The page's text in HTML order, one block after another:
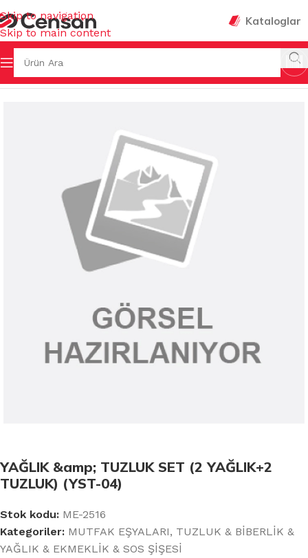
Skip to navigation
Skip to main content
Kataloglar
/TUZLUK & BİBERLİK & YAĞLIK & EKMEKLİK & SOS ŞİŞESİ
YAĞLIK &amp; TUZLUK SET (2 YAĞLIK+2
TUZLUK) (YST-04)
Stok kodu: ME-2516
Kategoriler: MUTFAK EŞYALARI, TUZLUK & BİBERLİK &
YAĞLIK & EKMEKLİK & SOS ŞİŞESİ